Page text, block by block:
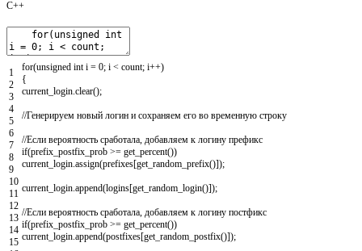
C++
1
2
3
4
5
6
7
8
9
10
11
12
13
14
15
for(unsigned int i = 0; i < count; i++)
{
current_login.clear();
//Генерируем новый логин и сохраняем его во временную строку
//Если вероятность сработала, добавляем к логину префикс
if(prefix_postfix_prob >= get_percent())
current_login.assign(prefixes[get_random_prefix()]);
current_login.append(logins[get_random_login()]);
//Если вероятность сработала, добавляем к логину постфикс
if(prefix_postfix_prob >= get_percent())
current_login.append(postfixes[get_random_postfix()]);